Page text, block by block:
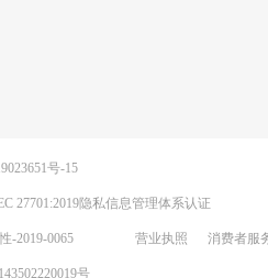
号-15
27701:2019隐私信息管理体系认证
-2019-0065 营业执照 消费者服
号